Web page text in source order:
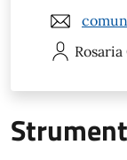
Rosaria